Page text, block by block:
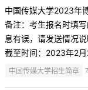
中国传媒大学2023年
备注：考生报名时填
息有误，请发送情况
截至时间：2023年2
中国传媒大学招生简章